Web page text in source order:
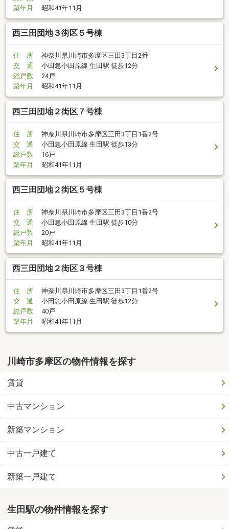
築年月
昭和41年11月
西三田団地３街区５号棟
住 所
神奈川県川崎市多摩区三田3丁目2番
交 通
小田急小田原線 生田駅 徒歩12分
総戸数
24戸
築年月
昭和41年11月
西三田団地２街区７号棟
住 所
神奈川県川崎市多摩区三田3丁目1番2号
交 通
小田急小田原線 生田駅 徒歩13分
総戸数
16戸
築年月
昭和41年11月
西三田団地２街区５号棟
住 所
神奈川県川崎市多摩区三田3丁目1番2号
交 通
小田急小田原線 生田駅 徒歩10分
総戸数
20戸
築年月
昭和41年11月
西三田団地２街区３号棟
住 所
神奈川県川崎市多摩区三田3丁目1番2号
交 通
小田急小田原線 生田駅 徒歩12分
総戸数
40戸
築年月
昭和41年11月
川崎市多摩区の物件情報を探す
賃貸
中古マンション
新築マンション
中古一戸建て
新築一戸建て
生田駅の物件情報を探す